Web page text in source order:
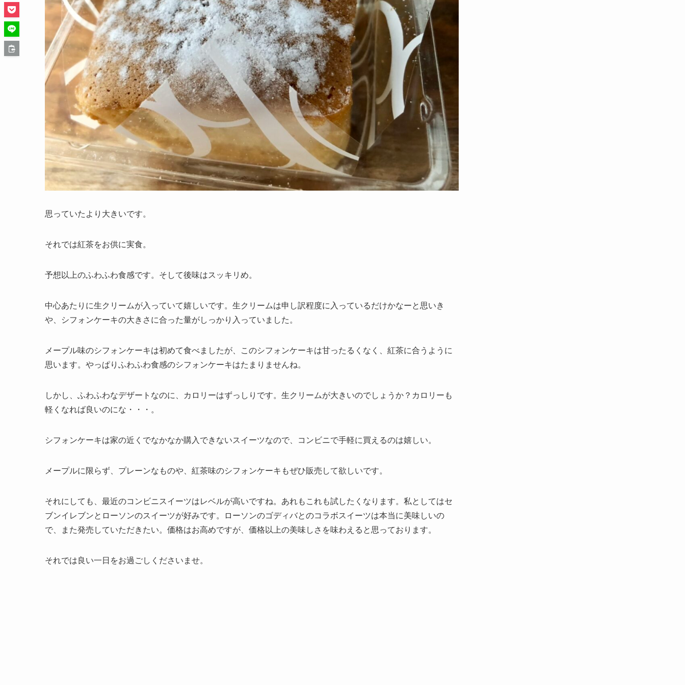
思っていたより大きいです。
それでは紅茶をお供に実食。
予想以上のふわふわ食感です。そして後味はスッキリめ。
中心あたりに生クリームが入っていて嬉しいです。生クリームは申し訳程度に入っているだけかなーと思いき
や、シフォンケーキの大きさに合った量がしっかり入っていました。
メープル味のシフォンケーキは初めて食べましたが、このシフォンケーキは甘ったるくなく、紅茶に合うように
思います。やっぱりふわふわ食感のシフォンケーキはたまりませんね。
しかし、ふわふわなデザートなのに、カロリーはずっしりです。生クリームが大きいのでしょうか？カロリーも
軽くなれば良いのにな・・・。
シフォンケーキは家の近くでなかなか購入できないスイーツなので、コンビニで手軽に買えるのは嬉しい。
メープルに限らず、プレーンなものや、紅茶味のシフォンケーキもぜひ販売して欲しいです。
それにしても、最近のコンビニスイーツはレベルが高いですね。あれもこれも試したくなります。私としてはセ
ブンイレブンとローソンのスイーツが好みです。ローソンのゴディバとのコラボスイーツは本当に美味しいの
で、また発売していただきたい。価格はお高めですが、価格以上の美味しさを味わえると思っております。
それでは良い一日をお過ごしくださいませ。